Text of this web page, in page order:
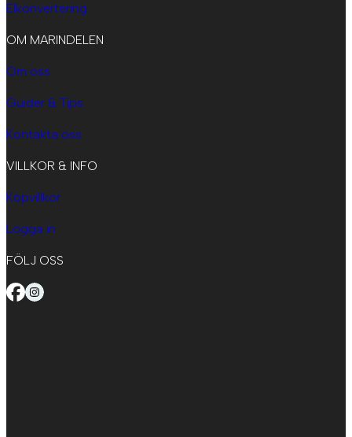
Elkonvertering
OM MARINDELEN
Om oss
Guider & Tips
Kontakta oss
VILLKOR & INFO
Köpvillkor
Logga in
FÖLJ OSS